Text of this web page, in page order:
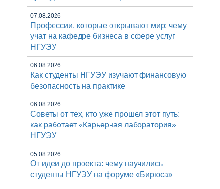
07.08.2026
Профессии, которые открывают мир: чему
учат на кафедре бизнеса в сфере услуг
НГУЭУ
06.08.2026
Как студенты НГУЭУ изучают финансовую
безопасность на практике
06.08.2026
Советы от тех, кто уже прошел этот путь:
как работает «Карьерная лаборатория»
НГУЭУ
05.08.2026
От идеи до проекта: чему научились
студенты НГУЭУ на форуме «Бирюса»